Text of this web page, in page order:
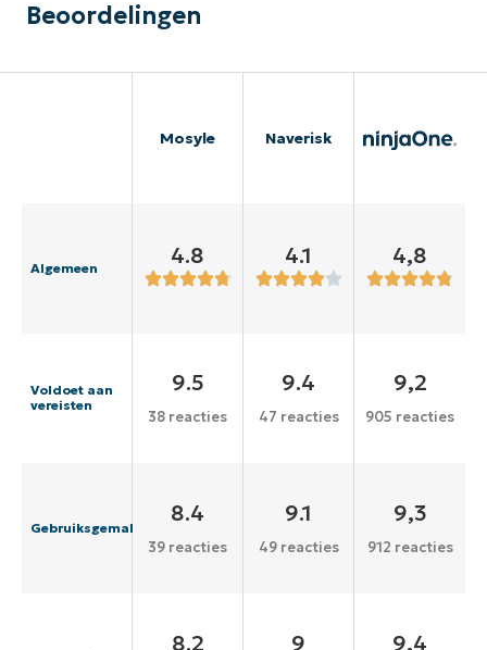
Beoordelingen
Mosyle Naverisk
Algemeen 4.8 4.1 4,8
Voldoet aan
vereisten
9.5
38 reacties
9.4
47 reacties
9,2
905 reacties
Gebruiksgemak
8.4
39 reacties
9.1
49 reacties
9,3
912 reacties
8.2 9 9,4